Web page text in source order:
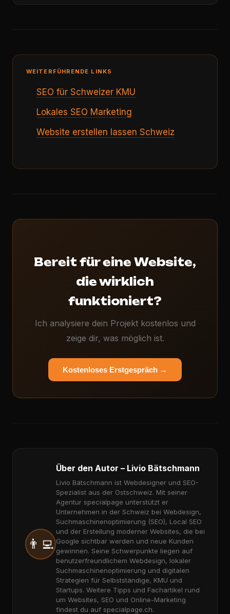
WEITERFÜHRENDE LINKS
SEO für Schweizer KMU
Lokales SEO Marketing
Website erstellen lassen Schweiz
Bereit für eine Website,
die wirklich
funktioniert?
Ich analysiere dein Projekt kostenlos und
zeige dir, was möglich ist.
Kostenloses Erstgespräch →
👨‍💻
Über den Autor – Livio Bätschmann
Livio Bätschmann ist Webdesigner und SEO-
Spezialist aus der Ostschweiz. Mit seiner
Agentur specialpage unterstützt er
Unternehmen in der Schweiz bei Webdesign,
Suchmaschinenoptimierung (SEO), Local SEO
und der Erstellung moderner Websites, die bei
Google sichtbar werden und neue Kunden
gewinnen. Seine Schwerpunkte liegen auf
benutzerfreundlichem Webdesign, lokaler
Suchmaschinenoptimierung und digitalen
Strategien für Selbstständige, KMU und
Startups. Weitere Tipps und Fachartikel rund
um Websites, SEO und Online-Marketing
findest du auf specialpage.ch.